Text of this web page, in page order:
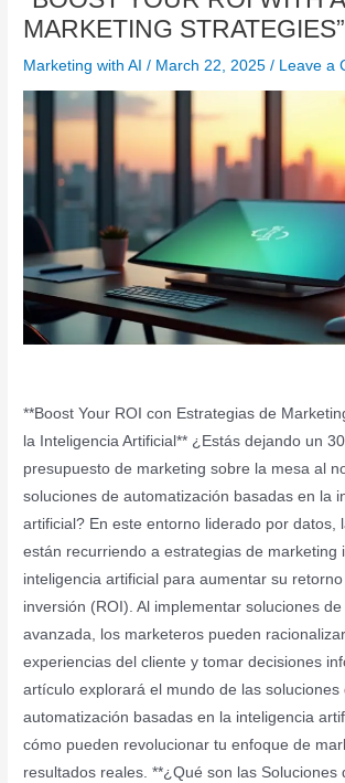
MARKETING STRATEGIES”
Marketing with AI / March 22, 2025/ Leave a
**Boost Your ROI con Estrategias de
la Inteligencia Artificial** ¿Estás dejando un
presupuesto de marketing sobre la mesa al
soluciones de automatización basadas en la
artificial? En este entorno liderado por datos,
están recurriendo a estrategias de marketing
inteligencia artificial para aumentar su
inversión (ROI). Al implementar soluciones
avanzada, los marketeros pueden
experiencias del cliente y tomar decisiones
artículo explorará el mundo de las soluciones
automatización basadas en la inteligencia
cómo pueden revolucionar tu enfoque de
resultados reales. **¿Qué son las Soluciones